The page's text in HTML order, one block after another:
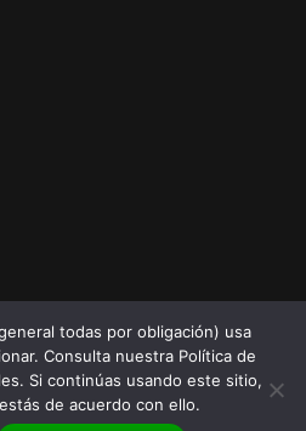
TerrorPolítica De Privacidad
PorCatch Themes
todas por obligación) usa
Consulta nuestra Política de
Si continúas usando este sitio,
de acuerdo con ello.